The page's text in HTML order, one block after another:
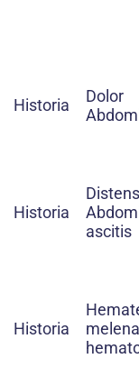
Historia
Dolor
Historia
ascitis
Historia